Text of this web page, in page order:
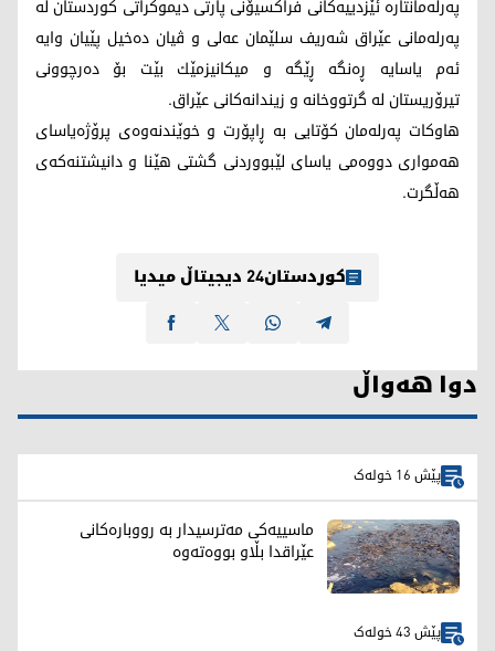
په‌رله‌مانتاره‌ ئێزدییه‌كانی فراكسیۆنی پارتی دیموكراتی كوردستان له‌
په‌رله‌مانی عێراق شه‌ریف سلێمان عه‌لی و ڤیان ده‌خیل پێیان وایه‌
ئه‌م یاسایه‌ ڕه‌نگه‌ ڕێگه‌ و میكانیزمێك بێت بۆ ده‌رچوونی
تیرۆریستان له‌ گرتووخانه‌ و زیندانه‌كانی عێراق.
هاوكات په‌رله‌مان كۆتایی به‌ ڕاپۆرت و خوێندنه‌وه‌ی پرۆژه‌یاسای
هه‌مواری دووه‌می یاسای لێبووردنی گشتی هێنا و دانیشتنه‌كه‌ی
هه‌ڵگرت.
کوردستان24 دیجیتاڵ میدیا
دوا هەواڵ
پێش 16 خولەک
ماسییەکی مەترسیدار بە رووبارەکانی
عێراقدا بڵاو بووەتەوە
پێش 43 خولەک